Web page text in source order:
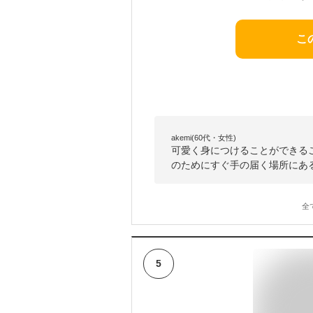
こ
akemi(60代・女性)
可愛く身につけることができ
のためにすぐ手の届く場所にあ
全
5